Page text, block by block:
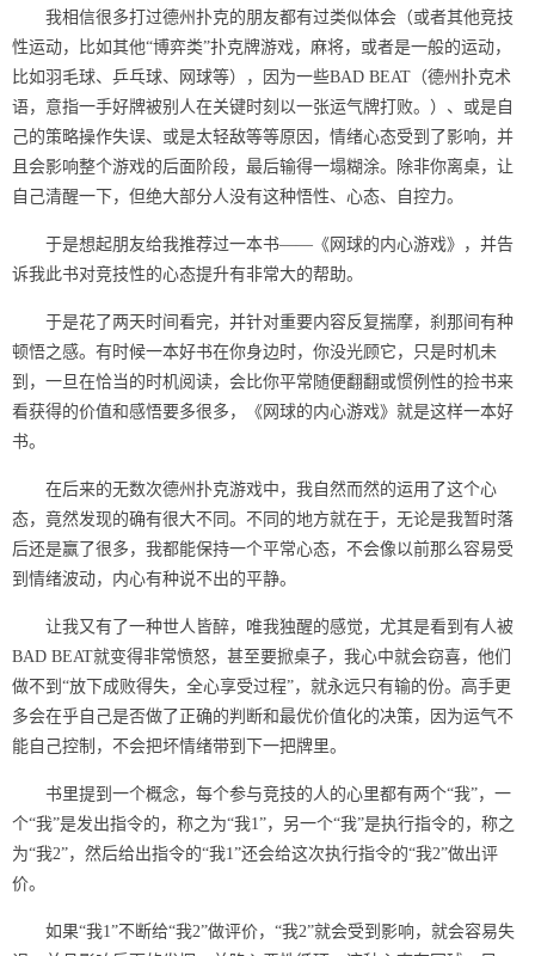
我相信很多打过德州扑克的朋友都有过类似体会（或者其他竞技
性运动，比如其他“博弈类”扑克牌游戏，麻将，或者是一般的运动，
比如羽毛球、乒乓球、网球等），因为一些BAD BEAT（德州扑克术
语，意指一手好牌被别人在关键时刻以一张运气牌打败。）、或是自
己的策略操作失误、或是太轻敌等等原因，情绪心态受到了影响，并
且会影响整个游戏的后面阶段，最后输得一塌糊涂。除非你离桌，让
自己清醒一下，但绝大部分人没有这种悟性、心态、自控力。
于是想起朋友给我推荐过一本书——《网球的内心游戏》，并告
诉我此书对竞技性的心态提升有非常大的帮助。
于是花了两天时间看完，并针对重要内容反复揣摩，刹那间有种
顿悟之感。有时候一本好书在你身边时，你没光顾它，只是时机未
到，一旦在恰当的时机阅读，会比你平常随便翻翻或惯例性的捡书来
看获得的价值和感悟要多很多，《网球的内心游戏》就是这样一本好
书。
在后来的无数次德州扑克游戏中，我自然而然的运用了这个心
态，竟然发现的确有很大不同。不同的地方就在于，无论是我暂时落
后还是赢了很多，我都能保持一个平常心态，不会像以前那么容易受
到情绪波动，内心有种说不出的平静。
让我又有了一种世人皆醉，唯我独醒的感觉，尤其是看到有人被
BAD BEAT就变得非常愤怒，甚至要掀桌子，我心中就会窃喜，他们
做不到“放下成败得失，全心享受过程”，就永远只有输的份。高手更
多会在乎自己是否做了正确的判断和最优价值化的决策，因为运气不
能自己控制，不会把坏情绪带到下一把牌里。
书里提到一个概念，每个参与竞技的人的心里都有两个“我”，一
个“我”是发出指令的，称之为“我1”，另一个“我”是执行指令的，称之
为“我2”，然后给出指令的“我1”还会给这次执行指令的“我2”做出评
价。
如果“我1”不断给“我2”做评价，“我2”就会受到影响，就会容易失